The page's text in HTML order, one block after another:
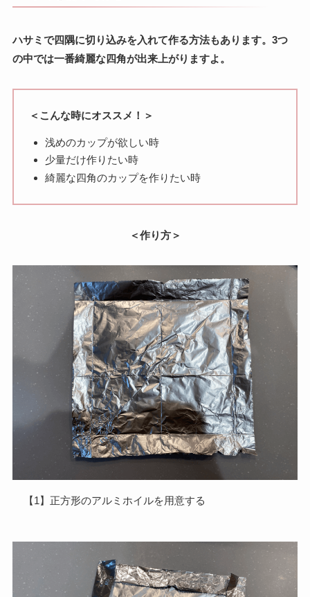
ハサミで四隅に切り込みを入れて作る方法もあります。3つ
の中では一番綺麗な四角が出来上がりますよ。
＜こんな時にオススメ！＞
浅めのカップが欲しい時
少量だけ作りたい時
綺麗な四角のカップを作りたい時
＜作り方＞
【1】正方形のアルミホイルを用意する